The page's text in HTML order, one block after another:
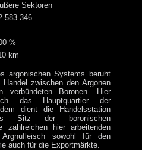
Sektoren
%
km
argonischen Systems beruht
zwischen den Argonen
Boronen. Hier
das Hauptquartier der
dient die Handelsstation
Sitz der boronischen
zahlreichen hier arbeitenden
sowohl für den
auch für die Exportmärkte.